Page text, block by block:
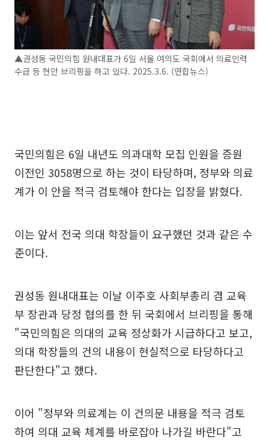
▲권성동 국민의힘 원내대표가 6일 서울 여의도 국회에서 의료인력
수급 등 현안 브리핑을 하고 있다. 2025.3.6. (연합뉴스)
국민의힘은 6일 내년도 의과대학 모집 인원을 증원
이전인 3058명으로 하는 것이 타당하며, 정부와 의료
계가 이 안을 적극 검토해야 한다는 입장을 밝혔다.
이는 앞서 전국 의대 학장들이 요구했던 것과 같은 수
준이다.
권성동 원내대표는 이날 이주호 사회부총리 겸 교육
부 장관과 당정 협의를 한 뒤 국회에서 브리핑을 통해
"국민의힘은 의대의 교육 정상화가 시급하다고 보고,
의대 학장들의 건의 내용이 현실적으로 타당하다고
판단한다"고 했다.
이어 "정부와 의료계는 이 건의문 내용을 적극 검토
하여 의대 교육 체계를 바로잡아 나가길 바란다"고